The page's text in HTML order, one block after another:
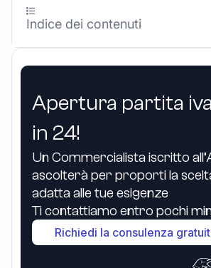
Apertura partita iva
in 24!
Un Commercialista iscritto
ascolterà per proporti la
adatta alle tue esigenze
Ti contattiamo entro pochi
Richiedi la consulenza
Indice dei contenuti